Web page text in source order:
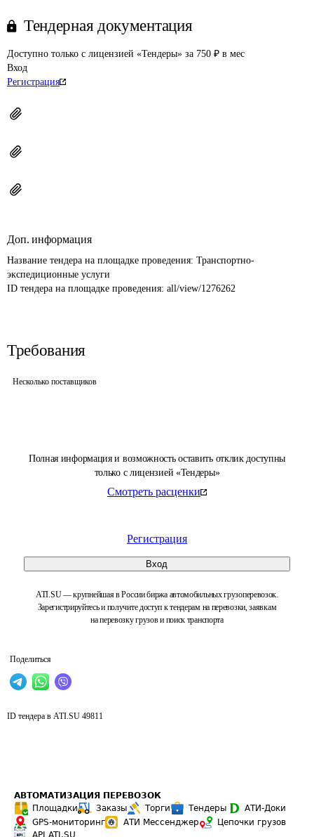
Полная информация и возможность оставить отклик доступны
только с лицензией «Тендеры»
Смотреть расценки
Регистрация
Вход
ATI.SU — крупнейшая в России биржа автомобильных грузоперевозок.
Зарегистрируйтесь и получите доступ к тендерам на перевозки, заявкам
на перевозку грузов и поиск транспорта
Поделиться
Тендерная документация
Доступно только с лицензией «Тендеры» за 750 ₽ в мес
Вход
Регистрация
Доп. информация
Название тендера на площадке проведения: Транспортно-
экспедиционные услуги
ID тендера на площадке проведения: all/view/1276262
Требования
Несколько поставщиков
ID тендера в ATI.SU 49811
АВТОМАТИЗАЦИЯ ПЕРЕВОЗОК
Площадки
Заказы Торги Тендеры
АТИ-Доки
GPS-мониторинг
АТИ Мессенджер
Цепочки грузов
API ATI.SU